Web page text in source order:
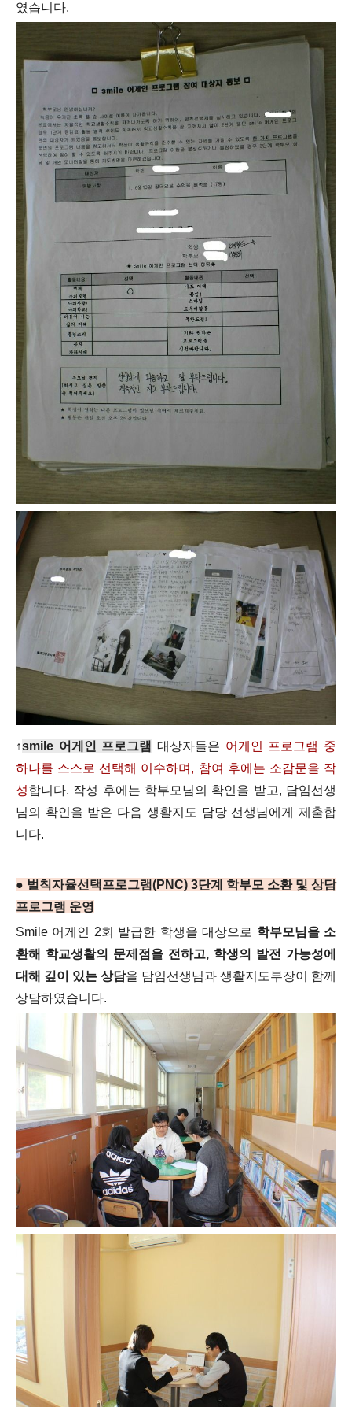
였습니다.
↑smile 어게인 프로그램 대상자들은 어게인 프로그램 중
하나를 스스로 선택해 이수하며, 참여 후에는 소감문을 작
성합니다. 작성 후에는 학부모님의 확인을 받고, 담임선생
님의 확인을 받은 다음 생활지도 담당 선생님에게 제출합
니다.
● 벌칙자율선택프로그램(PNC) 3단계 학부모 소환 및 상담
프로그램 운영
Smile 어게인 2회 발급한 학생을 대상으로 학부모님을 소
환해 학교생활의 문제점을 전하고, 학생의 발전 가능성에
대해 깊이 있는 상담을 담임선생님과 생활지도부장이 함께
상담하였습니다.